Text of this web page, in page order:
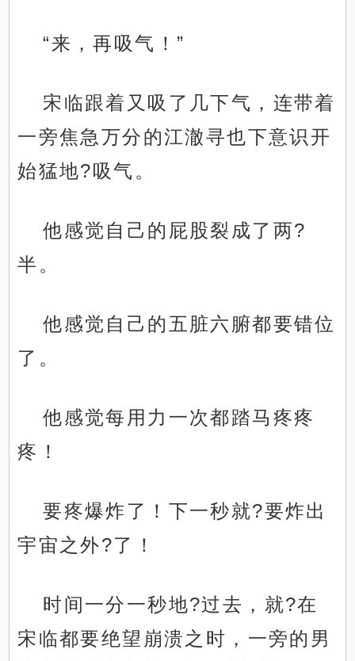
“来，再吸气！”
宋临跟着又吸了几下气，连带着
一旁焦急万分的江澈寻也下意识开
始猛地?吸气。
他感觉自己的屁股裂成了两?
半。
他感觉自己的五脏六腑都要错位
了。
他感觉每用力一次都踏马疼疼
疼！
要疼爆炸了！下一秒就?要炸出
宇宙之外?了！
时间一分一秒地?过去，就?在
宋临都要绝望崩溃之时，一旁的男